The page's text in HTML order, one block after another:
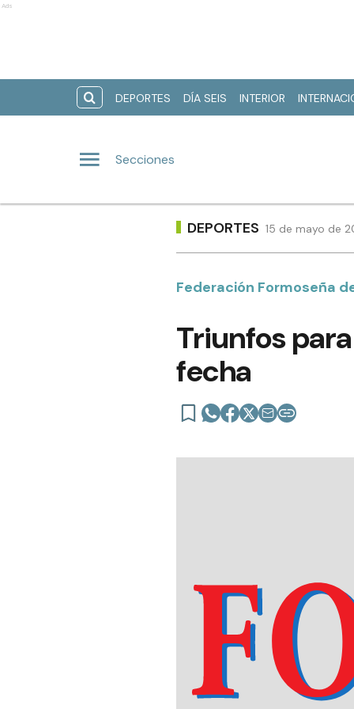
Ads
DEPORTES DÍA SEIS INTERIOR
Secciones
DEPORTES 15 de mayo de
Federación Formoseña
Triunfos
fecha